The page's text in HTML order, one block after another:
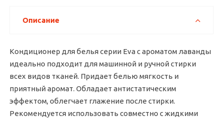
Описание
Кондиционер для белья серии Eva с ароматом лаванды
идеально подходит для машинной и ручной стирки
всех видов тканей. Придает белью мягкость и
приятный аромат. Обладает антистатическим
эффектом, облегчает глажение после стирки.
Рекомендуется использовать совместно с жидкими